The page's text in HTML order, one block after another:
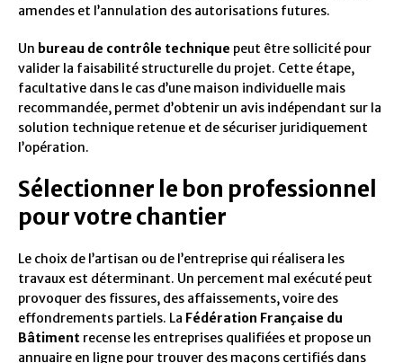
amendes et l’annulation des autorisations futures.
Un bureau de contrôle technique peut être sollicité pour
valider la faisabilité structurelle du projet. Cette étape,
facultative dans le cas d’une maison individuelle mais
recommandée, permet d’obtenir un avis indépendant sur la
solution technique retenue et de sécuriser juridiquement
l’opération.
Sélectionner le bon professionnel
pour votre chantier
Le choix de l’artisan ou de l’entreprise qui réalisera les
travaux est déterminant. Un percement mal exécuté peut
provoquer des fissures, des affaissements, voire des
effondrements partiels. La Fédération Française du
Bâtiment recense les entreprises qualifiées et propose un
annuaire en ligne pour trouver des maçons certifiés dans